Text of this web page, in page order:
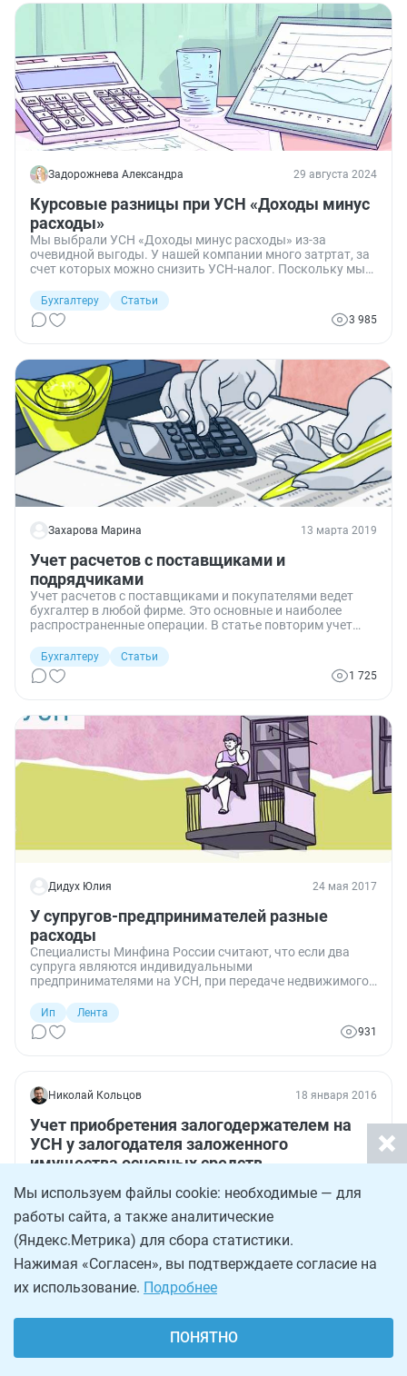
Задорожнева Александра 29 августа 2024
Курсовые разницы при УСН «Доходы минус
расходы»
Мы выбрали УСН «Доходы минус расходы» из-за
очевидной выгоды. У нашей компании много затртат, за
счет которых можно снизить УСН-налог. Поскольку мы
покупать и продавать иностранную валюту. Расскажу,
можно ли упрощенцам учесть курсовые разницы в
расходах и уменьшить сумму налога на УСН.
Бухгалтеру
Статьи
3 985
Захарова Марина 13 марта 2019
Учет расчетов с поставщиками и
подрядчиками
Учет расчетов с поставщиками и покупателями ведет
бухгалтер в любой фирме. Это основные и наиболее
распространенные операции. В статье повторим учет
Бухгалтеру
Статьи
1 725
Дидух Юлия 24 мая 2017
У супругов-предпринимателей разные
расходы
Специалисты Минфина России считают, что если два
супруга являются индивидуальными
предпринимателями на УСН, при передаче недвижимого
Уменьшить доход разрешается только тому из них, кто
сделал это первым.
Ип
Лента
931
Николай Кольцов 18 января 2016
Учет приобретения залогодержателем на
УСН у залогодателя заложенного
имущества основных средств
УСН (объект налогообложения - доходы, уменьшенные
на величину расходов), приобретение у залогодателя
заложенного имущества (объекта основных средств
(ОС), не являющегося недвижимым имуществом) и зачет
обязательства по его оплате и требования к
залогодателю, обеспеченного залогом?
Юристу
2 049
Мы используем файлы cookie: необходимые — для
работы сайта, а также аналитические
(Яндекс.Метрика) для сбора статистики.
Нажимая «Согласен», вы подтверждаете согласие на
их использование. Подробнее
ПОНЯТНО